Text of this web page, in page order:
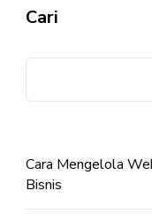
Cari
Cara Mengelola
Bisnis